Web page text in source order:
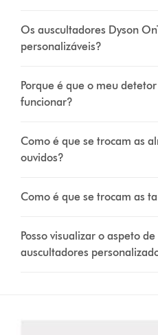
Os auscultadores Dyson
personalizáveis?
Porque é que o meu
funcionar?
Como é que se trocam as
ouvidos?
Como é que se trocam as
Posso visualizar o aspeto
auscultadores